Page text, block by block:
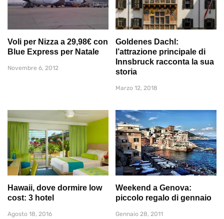
Voli per Nizza a 29,98€ con
Blue Express per Natale
Novembre 6, 2012
Goldenes Dachl:
l’attrazione principale di
Innsbruck racconta la sua
storia
Marzo 12, 2018
Hawaii, dove dormire low
cost: 3 hotel
Agosto 18, 2016
Weekend a Genova:
piccolo regalo di gennaio
Gennaio 28, 2011